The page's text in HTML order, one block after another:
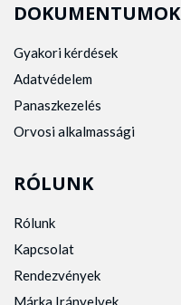
DOKUMENTUMOK
Gyakori kérdések
Adatvédelem
Panaszkezelés
Orvosi alkalmassági
RÓLUNK
Rólunk
Kapcsolat
Rendezvények
Márka Irányelvek